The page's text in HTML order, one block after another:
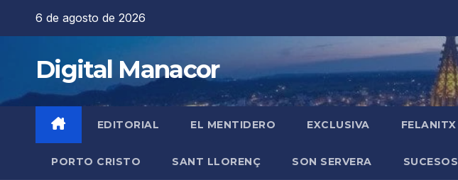
6 de agosto de 2026
Digital Manacor
EDITORIAL EL MENTIDERO EXCLUSIVA FELANITX
PORTO CRISTO SANT LLORENÇ SON SERVERA SUCESOS